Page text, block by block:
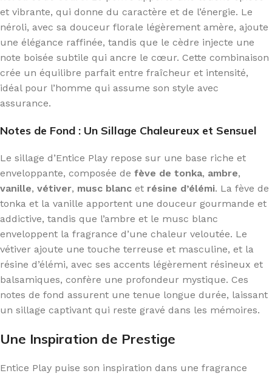
et vibrante, qui donne du caractère et de l’énergie. Le
néroli, avec sa douceur florale légèrement amère, ajoute
une élégance raffinée, tandis que le cèdre injecte une
note boisée subtile qui ancre le cœur. Cette combinaison
crée un équilibre parfait entre fraîcheur et intensité,
idéal pour l’homme qui assume son style avec
assurance.
Notes de Fond : Un Sillage Chaleureux et Sensuel
Le sillage d’Entice Play repose sur une base riche et
enveloppante, composée de fève de tonka, ambre,
vanille, vétiver, musc blanc et résine d’élémi. La fève de
tonka et la vanille apportent une douceur gourmande et
addictive, tandis que l’ambre et le musc blanc
enveloppent la fragrance d’une chaleur veloutée. Le
vétiver ajoute une touche terreuse et masculine, et la
résine d’élémi, avec ses accents légèrement résineux et
balsamiques, confère une profondeur mystique. Ces
notes de fond assurent une tenue longue durée, laissant
un sillage captivant qui reste gravé dans les mémoires.
Une Inspiration de Prestige
Entice Play puise son inspiration dans une fragrance